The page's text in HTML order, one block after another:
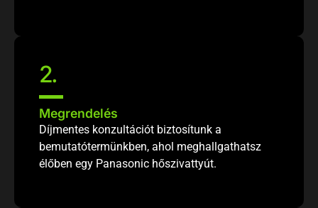
2.
Megrendelés
Díjmentes konzultációt biztosítunk a
bemutatótermünkben, ahol meghallgathatsz
élőben egy Panasonic hőszivattyút.